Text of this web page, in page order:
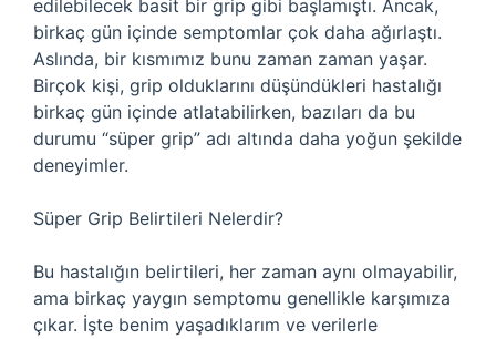
edilebilecek basit bir grip gibi başlamıştı. Ancak,
birkaç gün içinde semptomlar çok daha ağırlaştı.
Aslında, bir kısmımız bunu zaman zaman yaşar.
Birçok kişi, grip olduklarını düşündükleri hastalığı
birkaç gün içinde atlatabilirken, bazıları da bu
durumu “süper grip” adı altında daha yoğun şekilde
deneyimler.
Süper Grip Belirtileri Nelerdir?
Bu hastalığın belirtileri, her zaman aynı olmayabilir,
ama birkaç yaygın semptomu genellikle karşımıza
çıkar. İşte benim yaşadıklarım ve verilerle